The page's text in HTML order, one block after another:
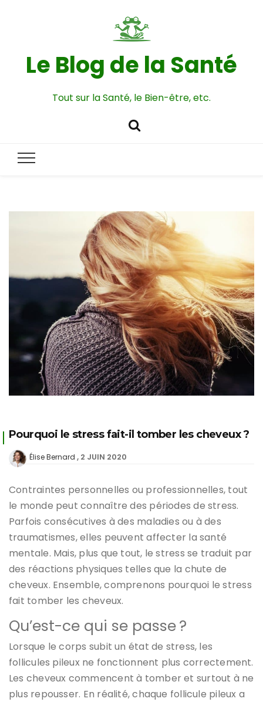
Le Blog de la Santé
Tout sur la Santé, le Bien-être, etc.
Pourquoi le stress fait-il tomber les cheveux ?
Élise Bernard 2 JUIN 2020
Contraintes personnelles ou professionnelles, tout
le monde peut connaître des périodes de stress.
Parfois consécutives à des maladies ou à des
traumatismes, elles peuvent affecter la santé
mentale. Mais, plus que tout, le stress se traduit par
des réactions physiques telles que la chute de
cheveux. Ensemble, comprenons pourquoi le stress
fait tomber les cheveux.
Qu’est-ce qui se passe ?
Lorsque le corps subit un état de stress, les
follicules pileux ne fonctionnent plus correctement.
Les cheveux commencent à tomber et surtout à ne
plus repousser. En réalité, chaque follicule pileux a